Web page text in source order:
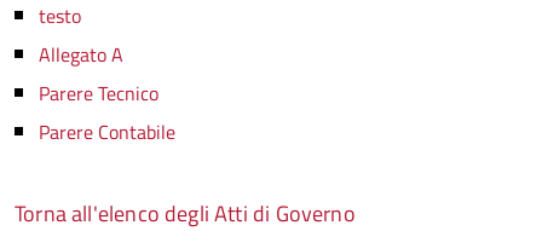
testo
Allegato A
Parere Tecnico
Parere Contabile
Torna all'elenco degli Atti di Governo